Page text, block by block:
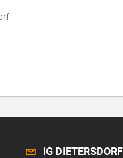
IG DIETERSDORF